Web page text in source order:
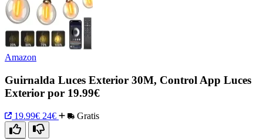
Amazon
Guirnalda Luces Exterior 30M, Control App Luces
Exterior por 19.99€
19.99€ 24€ Gratis